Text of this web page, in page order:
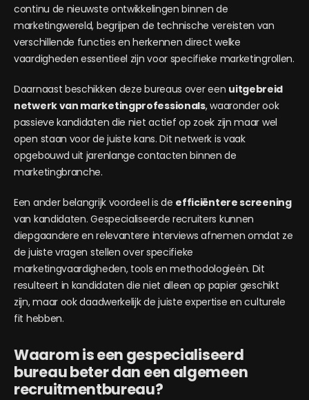
continu de nieuwste ontwikkelingen binnen de
marketingwereld, begrijpen de technische vereisten van
verschillende functies en herkennen direct welke
vaardigheden essentieel zijn voor specifieke marketingrollen.
Daarnaast beschikken deze bureaus over een uitgebreid
netwerk van marketingprofessionals, waaronder ook
passieve kandidaten die niet actief op zoek zijn maar wel
open staan voor de juiste kans. Dit netwerk is vaak
opgebouwd uit jarenlange contacten binnen de
marketingbranche.
Een ander belangrijk voordeel is de efficiëntere screening
van kandidaten. Gespecialiseerde recruiters kunnen
diepgaandere en relevantere interviews afnemen omdat ze
de juiste vragen stellen over specifieke
marketingvaardigheden, tools en methodologieën. Dit
resulteert in kandidaten die niet alleen op papier geschikt
zijn, maar ook daadwerkelijk de juiste expertise en culturele
fit hebben.
Waarom is een gespecialiseerd
bureau beter dan een algemeen
recruitmentbureau?